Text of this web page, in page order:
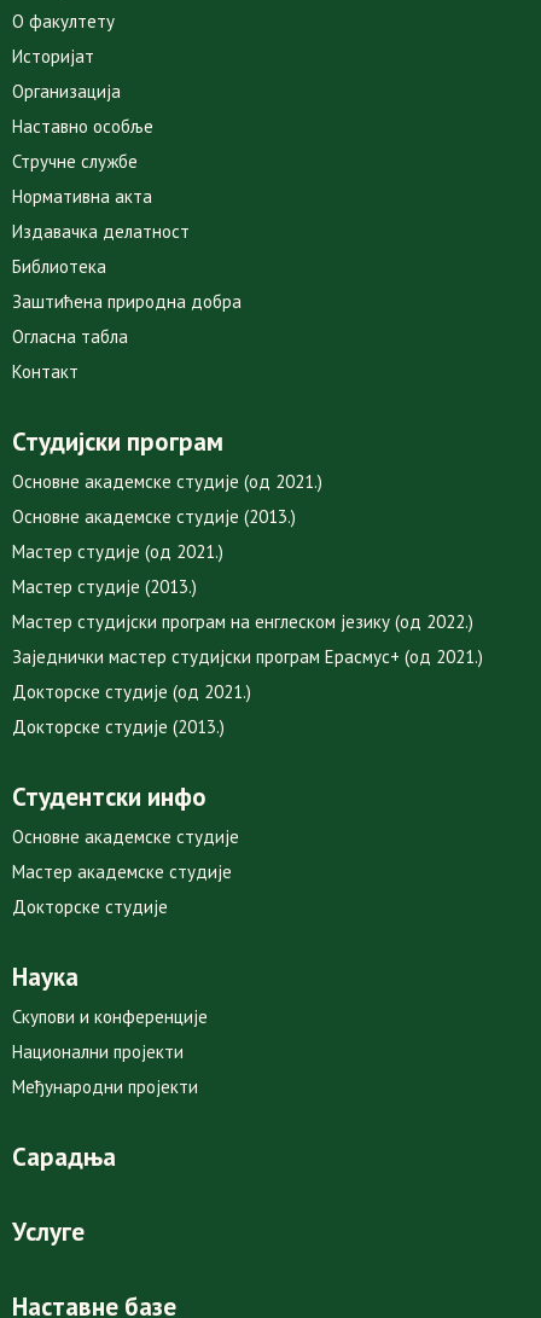
О факултету
Историјат
Организација
Наставно особље
Стручне службе
Нормативна акта
Издавачка делатност
Библиотека
Заштићена природна добра
Огласна табла
Контакт
Студијски програм
Основне академске студије (од 2021.)
Основне академске студије (2013.)
Мастер студије (од 2021.)
Мастер студије (2013.)
Мастер студијски програм на енглеском језику (од 2022.)
Заједнички мастер студијски програм Ерасмус+ (од 2021.)
Докторске студије (од 2021.)
Докторске студије (2013.)
Студентски инфо
Основне академске студије
Мастер академске студије
Докторске студије
Наука
Скупови и конференције
Национални пројекти
Међународни пројекти
Сарадња
Услуге
Наставне базе